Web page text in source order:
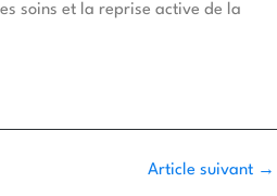
soins et la reprise active de la
Article suivant →